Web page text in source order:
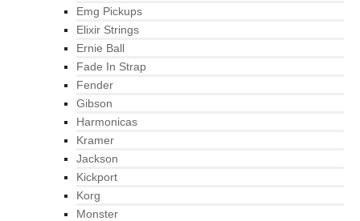
Emg Pickups
Elixir Strings
Ernie Ball
Fade In Strap
Fender
Gibson
Harmonicas
Kramer
Jackson
Kickport
Korg
Monster